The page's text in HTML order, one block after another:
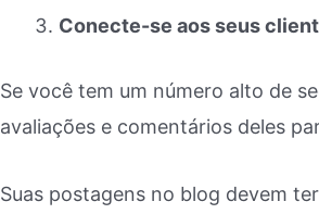
Conecte-se aos seus
Se você tem um número alto de
avaliações e comentários deles
Suas postagens no blog devem